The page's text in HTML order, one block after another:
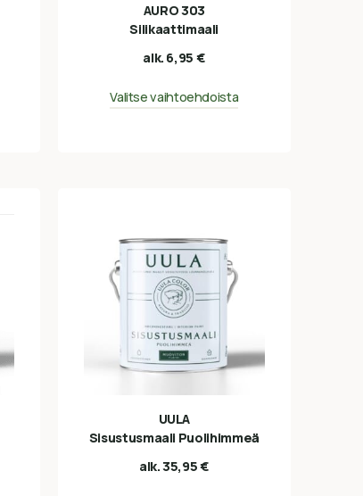
AURO 303
Silikaattimaali
alk. 6,95 €
Valitse vaihtoehdoista
UULA
Sisustusmaali Puolihimmeä
alk.35,95€